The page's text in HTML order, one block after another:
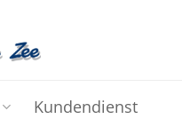
Kundendienst